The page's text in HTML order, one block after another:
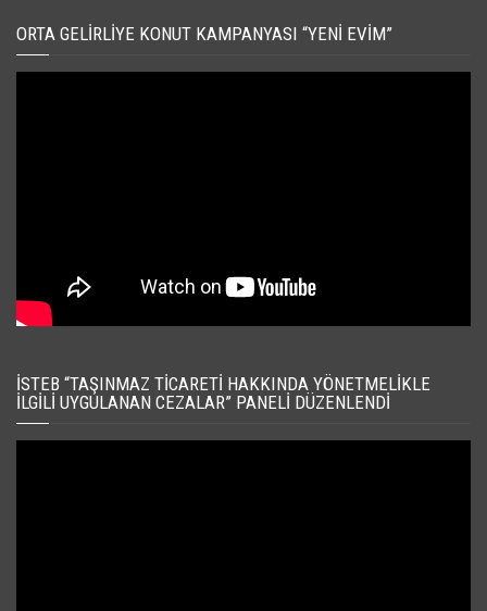
ORTA GELIRLIYE KONUT KAMPANYASI “YENI EVIM”
İSTEB “TAŞINMAZ TICARETI HAKKINDA YÖNETMELIKLE
İLGILI UYGULANAN CEZALAR” PANELI DÜZENLENDI